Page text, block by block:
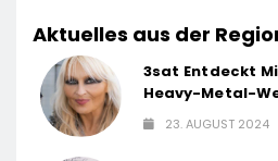
Aktuelles aus der
3sat Entdeckt
Heavy-Metal-
23. AUGUST 2024